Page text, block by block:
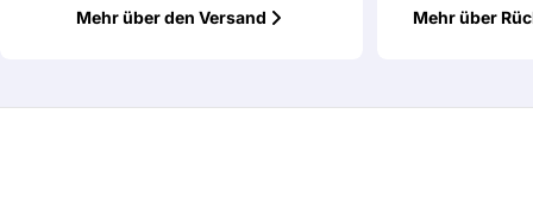
Mehr über den Versand
Mehr über